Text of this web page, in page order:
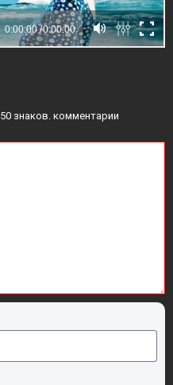
знаков. комментарии